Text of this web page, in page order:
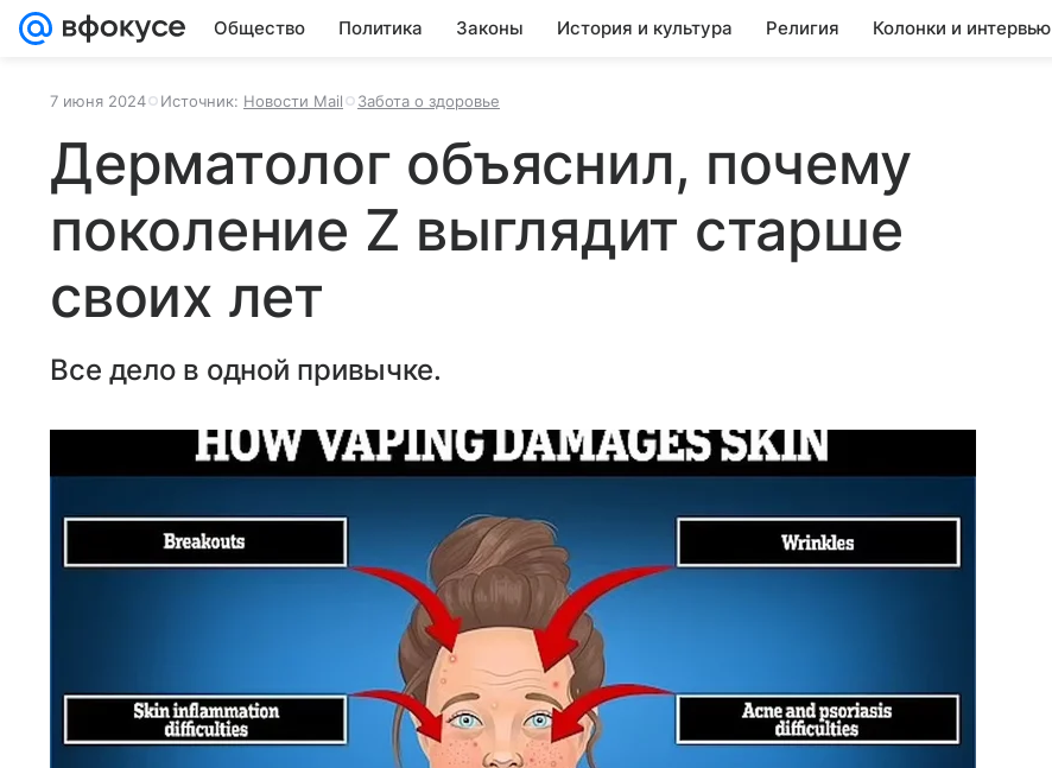
Общество Политика Законы История и культура Религия Колонки и интервью
7 июня 2024 Источник: Новости Mail Забота о здоровье
Дерматолог объяснил, почему
поколение Z выглядит старше
своих лет
Все дело в одной привычке.